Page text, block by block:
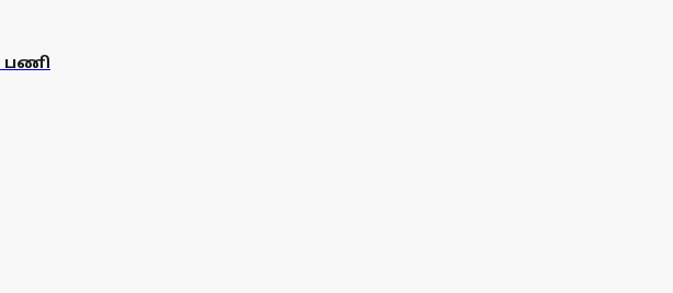
பணி